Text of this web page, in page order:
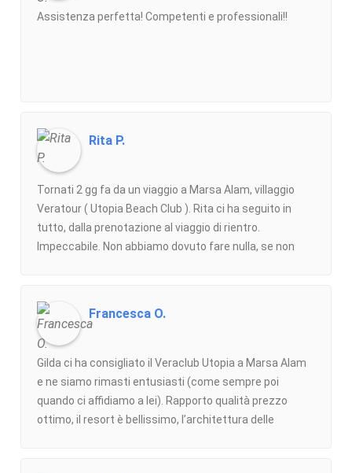
Assistenza perfetta! Competenti e professionali!!
Rita P.
Tornati 2 gg fa da un viaggio a Marsa Alam, villaggio
Veratour ( Utopia Beach Club ). Rita ci ha seguito in
tutto, dalla prenotazione al viaggio di rientro.
Impeccabile. Non abbiamo dovuto fare nulla, se non
sapere se andava tutto bene e disponibile in caso di
bisogno. È stata proprio una vacanza SENZA
PENSIERI.Aggiornamento 2026. Viaggio a
Fuerteventura ( Tui Magic LIFE - Jandia ) Fashion travel
sempre una garanzia. Grazie Rita !!!
Francesca O.
Gilda ci ha consigliato il Veraclub Utopia a Marsa Alam
e ne siamo rimasti entusiasti (come sempre poi
quando ci affidiamo a lei). Rapporto qualità prezzo
ottimo, il resort è bellissimo, l’architettura delle